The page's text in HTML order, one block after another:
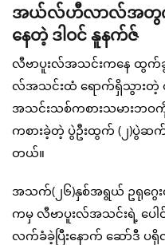
အယ်လ်ဟီလာလ်အတွက်
နေတဲ့ ဒါဝင် နူနက်ဇ်
လီဗာပူးလ်အသင်းကနေ ထွက်
လ်အသင်းထံ ရောက်ရှိသွားတဲ့
အသင်းသစ်ကစားသမားဘဝကို ခ
ကစားခဲ့တဲ့ ပွဲဦးထွက် (၂)ပွဲဆ
တယ်။
အသက်(၂၆)နှစ်အရွယ် ဥရုဂွေ
ကမှ လီဗာပူးလ်အသင်းရဲ့ ပေါ
လက်ခံခဲ့ပြီးနောက် ဆော်ဒီ